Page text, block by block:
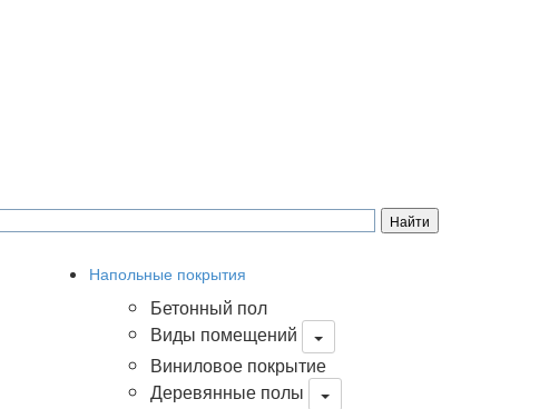
Напольные покрытия
Бетонный пол
Виды помещений
Виниловое покрытие
Деревянные полы